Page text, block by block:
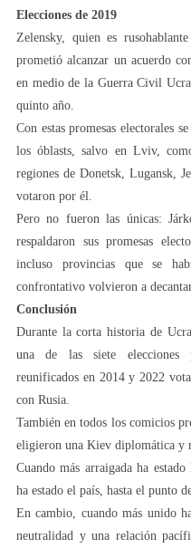
Elecciones de 2019
Zelensky, quien es
prometió alcanzar un acuerdo
en medio de la Guerra Civil
quinto año.
Con estas promesas electorales
los óblasts, salvo en Lviv,
regiones de Donetsk, Lugansk,
votaron por él.
Pero no fueron las únicas:
respaldaron sus promesas
incluso provincias que se
confrontativo volvieron a
Conclusión
Durante la corta historia de
una de las siete elecciones
reunificados en 2014 y 2022
con Rusia.
También en todos los comicios
eligieron una Kiev diplomática y
Cuando más arraigada ha
ha estado el país, hasta el punto
En cambio, cuando más unido
neutralidad y una relación